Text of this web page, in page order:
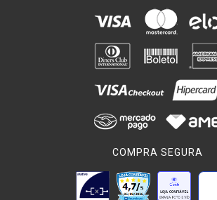
COMPRA SEGURA